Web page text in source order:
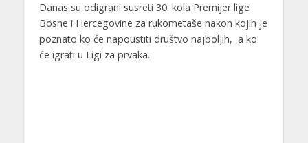
Danas su odigrani susreti 30. kola Premijer lige
Bosne i Hercegovine za rukometaše nakon kojih je
poznato ko će napoustiti društvo najboljih, a ko
će igrati u Ligi za prvaka.